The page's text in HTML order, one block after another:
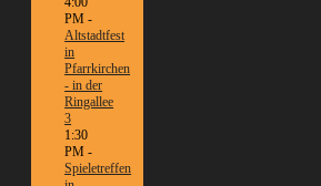
PM -
Altstadtfest
in
Pfarrkirchen
- in der
Ringallee
3
1:30
PM -
Spieletreffen